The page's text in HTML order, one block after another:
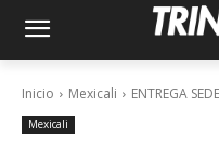
Inicio Mexicali ENTREGA
Mexicali